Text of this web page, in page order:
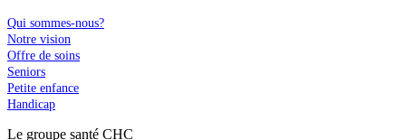
Qui sommes-nous?
Notre vision
Offre de soins
Seniors
Petite enfance
Handicap
Le groupe santé CHC